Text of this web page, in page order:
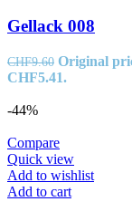
Gellack 008
CHF9.60 Original
CHF5.41.
-44%
Compare
Quick view
Add to wishlist
Add to cart